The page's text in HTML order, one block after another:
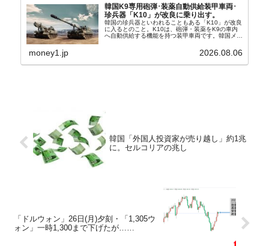
韓国K9専用砲弾･装薬自動供給装甲車両･
珍兵器「K10」が改良に乗り出す。
韓国の珍兵器といわれることもある「K10」が改良
に入るとのこと。K10は、砲弾・装薬をK9の車内
へ自動供給する機能を持つ装甲車両です。韓国メデ
から以下に一部を引きます。2005年に初めて...
money1.jp 2026.08.06
韓国「外国人投資家が売り越し」約1兆
に。セルコリアの兆し
「ドルウォン」26日(月)夕刻・「1,305ウ
ォン」一時1,300まで下げたが……